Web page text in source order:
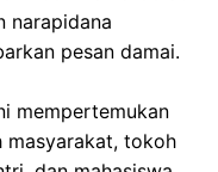
narapidana
pesan damai.
mempertemukan
masyarakat, tokoh